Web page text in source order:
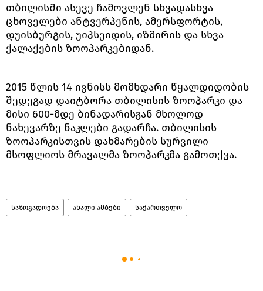
თბილისში ასევე ჩამოვლენ სხვადასხვა
ცხოველები ანტვერპენის, ამერსფორტის,
დუისბურგის, უიპსეიდის, იზმირის და სხვა
ქალაქების ზოოპარკებიდან.
2015 წლის 14 ივნისს მომხდარი წყალდიდობის
შედეგად დაიტბორა თბილისის ზოოპარკი და
მისი 600-მდე ბინადარისგან მხოლოდ
ნახევარზე ნაკლები გადარჩა. თბილისის
ზოოპარკისთვის დახმარების სურვილი
მსოფლიოს მრავალმა ზოოპარკმა გამოთქვა.
საზოგადოება ახალი ამბები საქართველო